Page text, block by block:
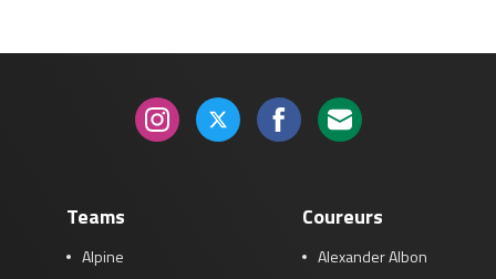
Teams
Alpine
Coureurs
Alexander Albon